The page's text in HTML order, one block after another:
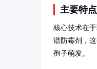
主要特点
核心技术在
谱防霉剂，
孢子萌发。